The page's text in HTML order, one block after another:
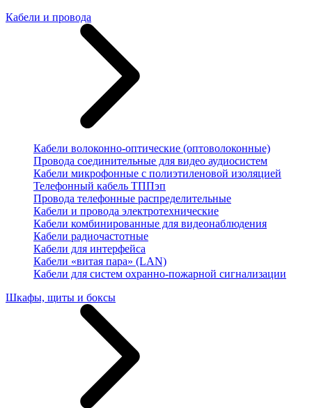
Кабели и провода
Кабели волоконно-оптические (оптоволоконные)
Провода соединительные для видео аудиосистем
Кабели микрофонные с полиэтиленовой изоляцией
Телефонный кабель ТППэп
Провода телефонные распределительные
Кабели и провода электротехнические
Кабели комбинированные для видеонаблюдения
Кабели радиочастотные
Кабели для интерфейса
Кабели «витая пара» (LAN)
Кабели для систем охранно-пожарной сигнализации
Шкафы, щиты и боксы